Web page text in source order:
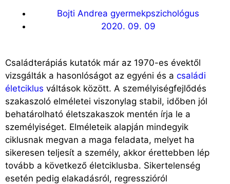
Bojti Andrea gyermekpszichológus
2020. 09. 09
Családterápiás kutatók már az 1970-es évektől
vizsgálták a hasonlóságot az egyéni és a családi
életciklus váltások között. A személyiségfejlődés
szakaszoló elméletei viszonylag stabil, időben jól
behatárolható életszakaszok mentén írja le a
személyiséget. Elméleteik alapján mindegyik
ciklusnak megvan a maga feladata, melyet ha
sikeresen teljesít a személy, akkor érettebben lép
tovább a következő életciklusba. Sikertelenség
esetén pedig elakadásról, regresszióról